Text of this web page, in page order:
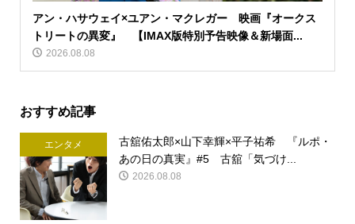
アン・ハサウェイ×ユアン・マクレガー 映画『オークス
トリートの異変』 【IMAX版特別予告映像＆新場面...
2026.08.08
おすすめ記事
エンタメ
古舘佑太郎×山下幸輝×平子祐希 『ルポ・
あの日の真実』#5 古舘「気づけ...
2026.08.08